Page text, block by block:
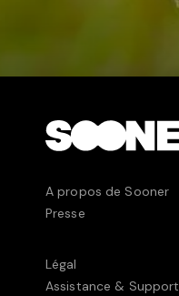
A propos de Sooner
Presse
Légal
Assistance & Support